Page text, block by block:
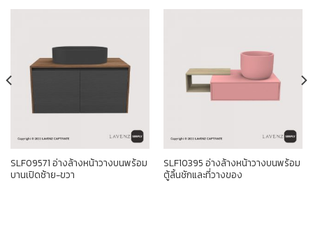
SLF09571 อ่างล้างหน้าวางบนพร้อม
บานเปิดซ้าย-ขวา
SLF10395 อ่างล้างหน้าวางบนพร้อม
ตู้ลิ้นชักและที่วางของ